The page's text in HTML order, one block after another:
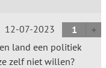
12-07-2023
1
land een politiek
zelf niet willen?